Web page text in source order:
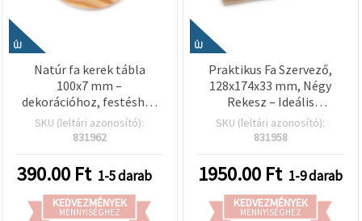
ÚJ
Natúr fa kerek tábla
100x7 mm –
dekorációhoz, festéshez
és kreatív hobby
kézműves projektekhez
SKU (leltári azonosító):
831962
390.00 Ft 1-5 darab
KEDVEZMÉNYEK
MENNYISÉGHEZ
ÚJ
Praktikus Fa Szervező,
128x174x33 mm, Négy
Rekesz – Ideális
Tárolásra, Asztali
Rendezésre & Kézműves
SKU (leltári azonosító):
831958
1950.00 Ft 1-9 darab
KEDVEZMÉNYEK
MENNYISÉGHEZ